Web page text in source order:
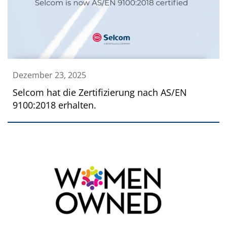
Dezember 23, 2025
Selcom hat die Zertifizierung nach AS/EN
9100:2018 erhalten.